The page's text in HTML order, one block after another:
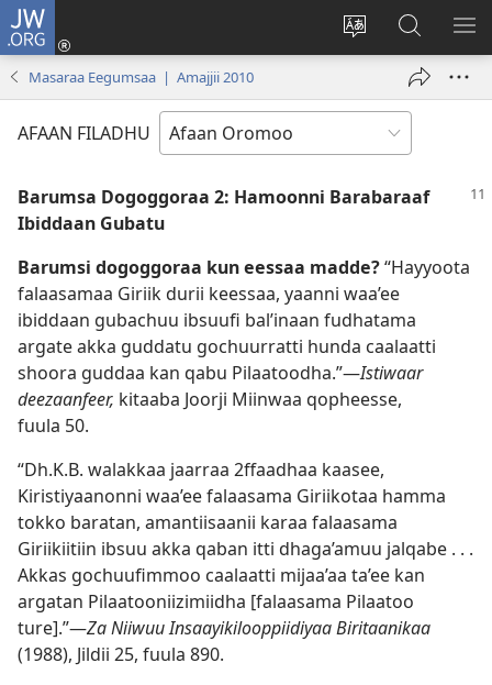
JW.ORG
Afaan
weebsaayitii
Gali
(opens
JW.ORG
Irraa
Barbaadi
Masaraa Eegumsaa | Amajjii 2010
AFAAN FILADHU
Barumsa Dogoggoraa 2: Hamoonni Barabaraaf
Ibiddaan Gubatu
Barumsi dogoggoraa kun eessaa madde?“Hayyoota
falaasamaa Giriik durii keessaa, yaanni waa’ee
ibiddaan gubachuu ibsuufi bal’inaan fudhatama
argate akka guddatu gochuurratti hunda caalaatti
shoora guddaa kan qabu Pilaatoodha.”—Istiwaar
deezaanfeer, kitaaba Joorji Miinwaa qopheesse,
fuula 50.
“Dh.K.B. walakkaa jaarraa 2⁠ffaadhaa kaasee,
Kiristiyaanonni waa’ee falaasama Giriikotaa hamma
tokko baratan, amantiisaanii karaa falaasama
Giriikiitiin ibsuu akka qaban itti dhaga’amuu jalqabe . . .
Akkas gochuufimmoo caalaatti mijaa’aa ta’ee kan
argatan Pilaatooniizimiidha [falaasama Pilaatoo
ture].”—Za Niiwuu Insaayikilooppiidiyaa Biritaanikaa
(1988), Jildii 25, fuula 890.